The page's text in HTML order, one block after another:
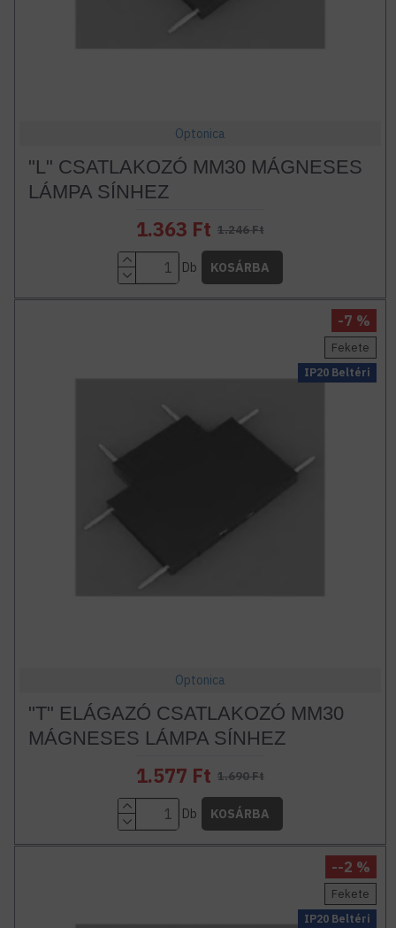
Optonica
"L" CSATLAKOZÓ MM30 MÁGNESES
LÁMPA SÍNHEZ
1.363 Ft 1.246 Ft
Db KOSÁRBA
IP20 Beltéri
Fekete
-7 %
Optonica
"T" ELÁGAZÓ CSATLAKOZÓ MM30
MÁGNESES LÁMPA SÍNHEZ
1.577 Ft 1.690 Ft
Db KOSÁRBA
IP20 Beltéri
Fekete
--2 %